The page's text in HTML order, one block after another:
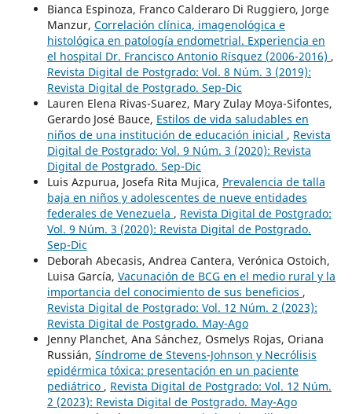
Bianca Espinoza, Franco Calderaro Di Ruggiero, Jorge
Manzur, Correlación clínica, imagenológica e
histológica en patología endometrial. Experiencia en
el hospital Dr. Francisco Antonio Rísquez (2006-2016) ,
Revista Digital de Postgrado: Vol. 8 Núm. 3 (2019):
Revista Digital de Postgrado. Sep-Dic
Lauren Elena Rivas-Suarez, Mary Zulay Moya-Sifontes,
Gerardo José Bauce, Estilos de vida saludables en
niños de una institución de educación inicial , Revista
Digital de Postgrado: Vol. 9 Núm. 3 (2020): Revista
Digital de Postgrado. Sep-Dic
Luis Azpurua, Josefa Rita Mujica, Prevalencia de talla
baja en niños y adolescentes de nueve entidades
federales de Venezuela , Revista Digital de Postgrado:
Vol. 9 Núm. 3 (2020): Revista Digital de Postgrado.
Sep-Dic
Deborah Abecasis, Andrea Cantera, Verónica Ostoich,
Luisa García, Vacunación de BCG en el medio rural y la
importancia del conocimiento de sus beneficios ,
Revista Digital de Postgrado: Vol. 12 Núm. 2 (2023):
Revista Digital de Postgrado. May-Ago
Jenny Planchet, Ana Sánchez, Osmelys Rojas, Oriana
Russián, Síndrome de Stevens-Johnson y Necrólisis
epidérmica tóxica: presentación en un paciente
pediátrico , Revista Digital de Postgrado: Vol. 12 Núm.
2 (2023): Revista Digital de Postgrado. May-Ago